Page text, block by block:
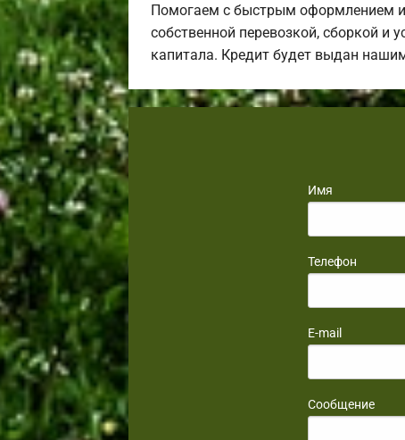
Помогаем с быстрым оформлением
собственной перевозкой, сборкой и
капитала. Кредит будет выдан
Имя
Телефон
E-mail
Сообщение